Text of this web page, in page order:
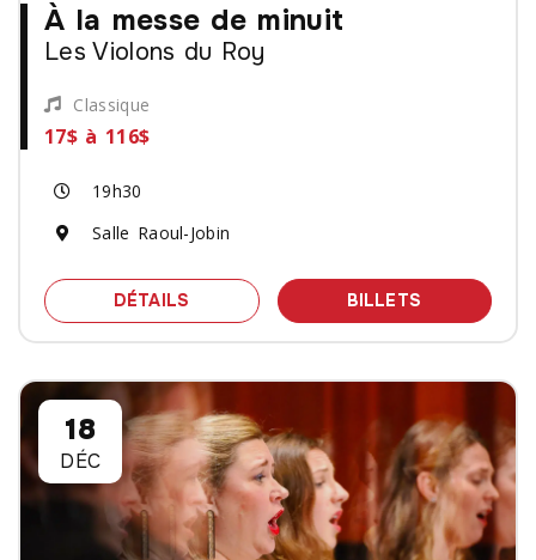
À la messe de minuit
Les Violons du Roy
Classique
17$ à 116$
19h30
Salle Raoul-Jobin
DÉTAILS SPECTACLE À LA MESSE DE MINUIT
BILLETS DES
18
DÉC